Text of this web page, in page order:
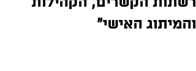
והמיתוג האישי״